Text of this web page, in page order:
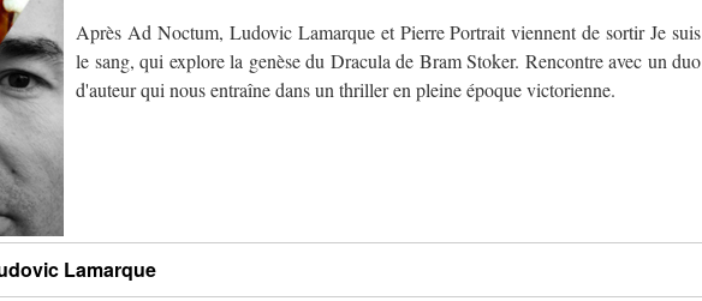
Après Ad Noctum, Ludovic Lamarque et Pierre Portrait viennent de sortir Je suis
le sang, qui explore la genèse du Dracula de Bram Stoker. Rencontre avec un duo
d'auteur qui nous entraîne dans un thriller en pleine époque victorienne.
Lamarque